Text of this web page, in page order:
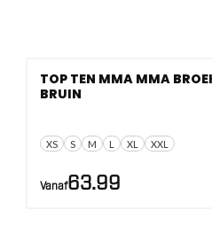
XS S M L XL XXL
TOP TEN MMA MMA
BRUIN
Vanaf63.99